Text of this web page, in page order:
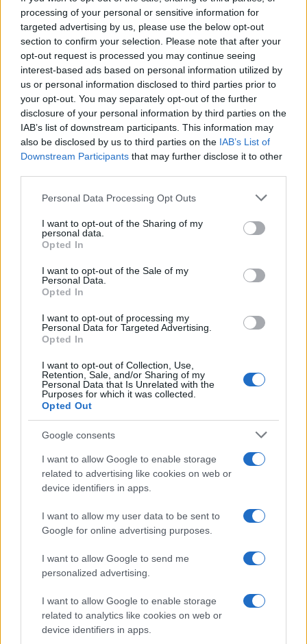
processing of your personal or sensitive information for
targeted advertising by us, please use the below opt-out
section to confirm your selection. Please note that after your
opt-out request is processed you may continue seeing
interest-based ads based on personal information utilized by
us or personal information disclosed to third parties prior to
your opt-out. You may separately opt-out of the further
disclosure of your personal information by third parties on the
IAB’s list of downstream participants. This information may
also be disclosed by us to third parties on the IAB’s List of
Downstream Participants that may further disclose it to other
Please note that this website/app uses one or more Google
not limited to your visit or usage behaviour. You may click to
grant or deny consent to Google and its third-party tags to
use your data for below specified purposes in below Google
consent section.
Personal Data Processing Opt Outs
I want to opt-out of the Sharing of my
personal data.
Opted In
I want to opt-out of the Sale of my
Personal Data.
Opted In
I want to opt-out of processing my
Personal Data for Targeted Advertising.
Opted In
I want to opt-out of Collection, Use,
Retention, Sale, and/or Sharing of my
Personal Data that Is Unrelated with the
Purposes for which it was collected.
Opted Out
Google consents
I want to allow Google to enable storage
related to advertising like cookies on web or
device identifiers in apps.
I want to allow my user data to be sent to
Google for online advertising purposes.
I want to allow Google to send me
personalized advertising.
I want to allow Google to enable storage
related to analytics like cookies on web or
device identifiers in apps.
disagio e imbarazzo. Anche la pelle matura può
presentare acne, nota come acne tardiva. È
generalmente più diffusa tra gli adolescenti a
causa degli ormoni, ma squilibri ormonali, in
particolare tra le donne, possono causare
l’apparizione di brufoli anche dopo i 25 anni.
Per curare questi problemi estetici, è necessario
dermatologo
pelle. Anche la pelle affetta da acne e brufoli
necessita di essere costantemente idratata, a
differenza di quanto si pensi comunemente. Infatti,
cure e attenzioni specifiche.
AUTORE